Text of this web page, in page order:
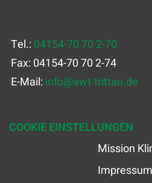
Tel.: 04154-70 70 2-70
Fax: 04154-70 70 2-74
E-Mail: info@awt-trittau.de
COOKIE EINSTELLUNGEN
Mission
Impressum